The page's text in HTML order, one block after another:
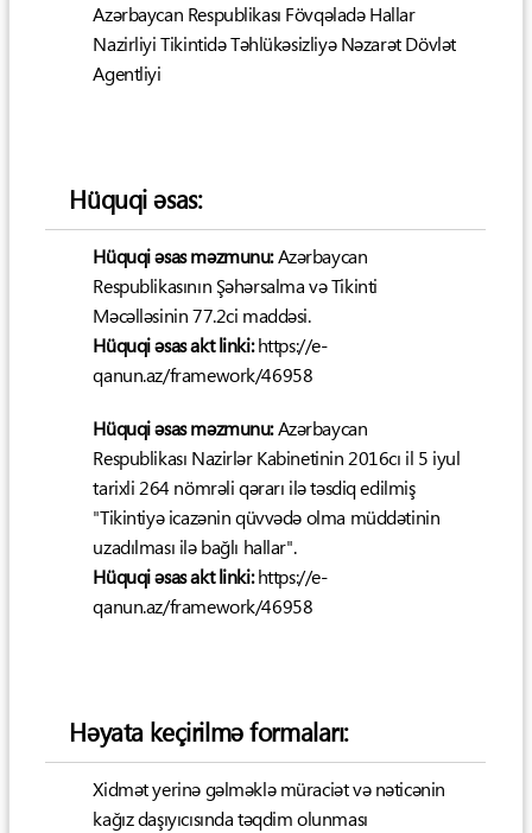
Azərbaycan Respublikası Fövqəladə Hallar
Nazirliyi Tikintidə Təhlükəsizliyə Nəzarət Dövlət
Agentliyi
Hüquqi əsas:
Hüquqi əsas məzmunu:Azərbaycan
Respublikasının Şəhərsalma və Tikinti
Məcəlləsinin 77.2ci maddəsi.
Hüquqi əsas akt linki:https://e-
qanun.az/framework/46958
Hüquqi əsas məzmunu:Azərbaycan
Respublikası Nazirlər Kabinetinin 2016cı il 5 iyul
tarixli 264 nömrəli qərarı ilə təsdiq edilmiş
"Tikintiyə icazənin qüvvədə olma müddətinin
uzadılması ilə bağlı hallar".
Hüquqi əsas akt linki:https://e-
qanun.az/framework/46958
Həyata keçirilmə formaları:
Xidmət yerinə gəlməklə müraciət və nəticənin
kağız daşıyıcısında təqdim olunması